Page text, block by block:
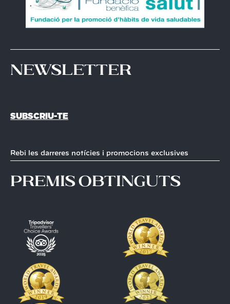
Newsletter
SUBSCRIU-TE
Rebi les darreres notícies i promocions exclusives
premis obtinguts